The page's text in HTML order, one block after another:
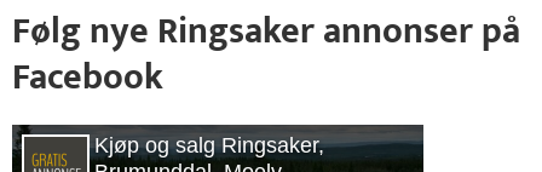
Følg nye Ringsaker annonser på
Facebook
Kjøp og salg Ringsaker,